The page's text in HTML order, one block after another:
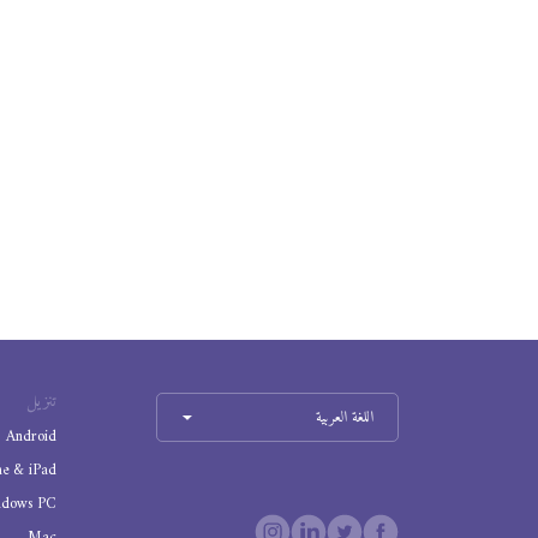
تنزيل
Android
& iPad
PC
اللغة العربية